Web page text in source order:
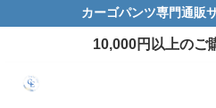
カーゴパンツ専門通販
10,000円以上のご